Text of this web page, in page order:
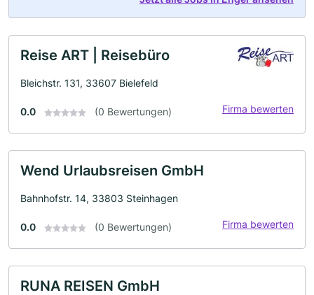
Reise ART | Reisebüro
Bleichstr. 131, 33607 Bielefeld
0.0 (0 Bewertungen) Firma bewerten
Wend Urlaubsreisen GmbH
Bahnhofstr. 14, 33803 Steinhagen
0.0 (0 Bewertungen) Firma bewerten
RUNA REISEN GmbH